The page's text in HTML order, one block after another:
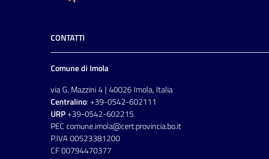
CONTATTI
Comune di Imola
via G. Mazzini 4 | 40026 Imola, Italia
Centralino: +39-0542-602111
URP +39-0542-602215
PEC comune.imola@cert.provincia.bo.it
P.IVA 00523381200
CF 00794470377